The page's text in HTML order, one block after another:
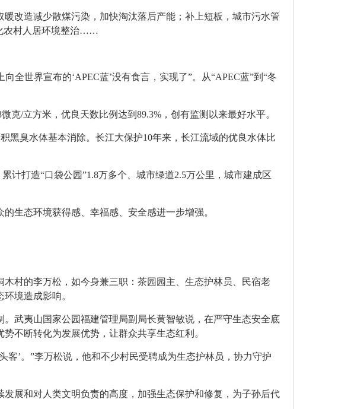
改造减少散煤污染，加快淘汰落后产能；补上短板，城市污水管
农村人居环境整治……
全世界宣布的‘APEC蓝’没有食言，实现了”。从“APEC蓝”到“冬
克/立方米，优良天数比例达到89.3%，创有监测以来最好水平。
黑臭水体基本消除。长江大保护10年来，长江流域的优良水体比
计打造“口袋公园”1.8万多个、城市绿道2.5万公里，城市建成区
生态环境获得感、幸福感、安全感进一步增强。
村的李万松，如今身兼三职：茶园园主、生态护林员、民宿老
境造成影响。
武夷山国家公园福建管理局副局长黄智敏说，在严守生态安全底
不断转化为发展优势，让群众共享生态红利。
客’。”李万松说，他和不少村民受聘成为生态护林员，协力守护
展和对人类文明负责的高度，加强生态保护和修复，为子孙后代